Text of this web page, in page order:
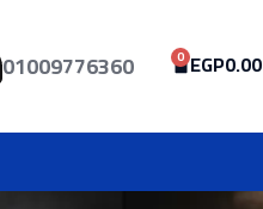
EGP0.00
0
01009776360